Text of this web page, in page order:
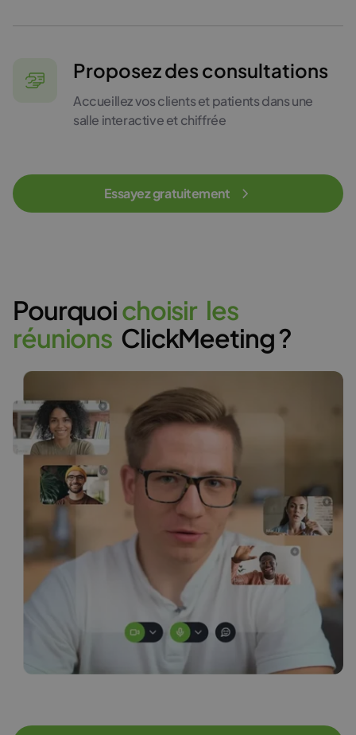
Proposez des consultations
Accueillez vos clients et patients dans une
salle interactive et chiffrée
Essayez gratuitement
Pourquoichoisir les
réunions ClickMeeting ?